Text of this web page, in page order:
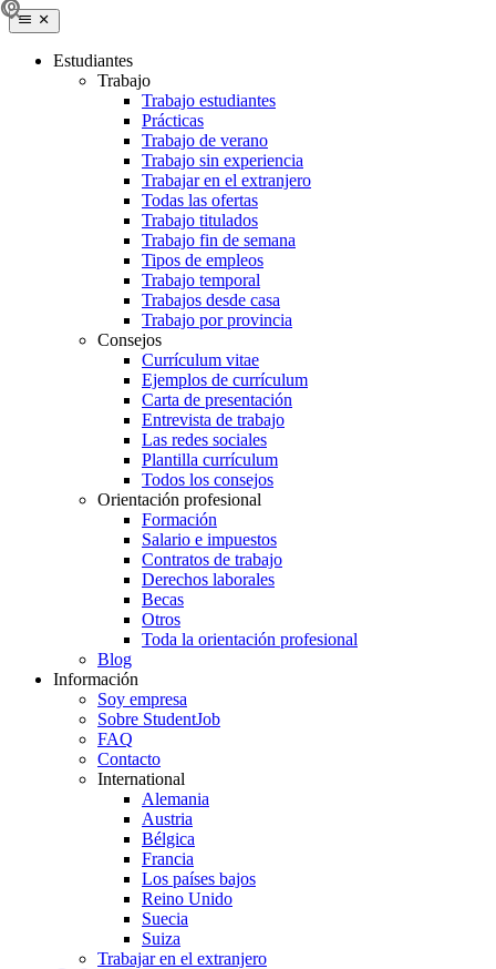
Estudiantes
Trabajo
Trabajo estudiantes
Prácticas
Trabajo de verano
Trabajo sin experiencia
Trabajar en el extranjero
Todas las ofertas
Trabajo titulados
Trabajo fin de semana
Tipos de empleos
Trabajo temporal
Trabajos desde casa
Trabajo por provincia
Consejos
Currículum vitae
Ejemplos de currículum
Carta de presentación
Entrevista de trabajo
Las redes sociales
Plantilla currículum
Todos los consejos
Orientación profesional
Formación
Salario e impuestos
Contratos de trabajo
Derechos laborales
Becas
Otros
Toda la orientación profesional
Blog
Información
Soy empresa
Sobre StudentJob
FAQ
Contacto
International
Alemania
Austria
Bélgica
Francia
Los países bajos
Reino Unido
Suecia
Suiza
Trabajar en el extranjero